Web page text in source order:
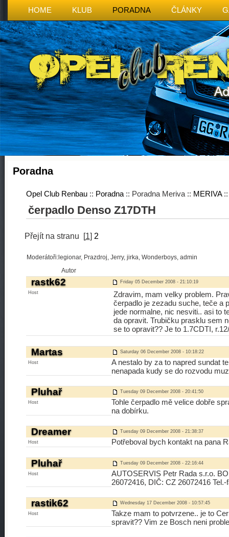
HOME KLUB PORADNA ČLÁNKY
Poradna
Opel Club Renbau :: Poradna :: Poradna Meriva :: MERIVA
čerpadlo Denso Z17DTH
Přejít na stranu [1] 2
Moderátoři:legionar, Prazdroj, Jerry, jirka, Wonderboys, admin
Autor
rastk62 Friday 05 December 2008 - 21:10:19
Host
Zdravim, mam velky problem.
čerpadlo je zezadu suche, teče a
jede normalne, nic nesviti.. asi to
da opravit. Trubičku prasklu sem
se to opravit?? Je to 1.7CDTI,
Martas Saturday 06 December 2008 - 10:18:22
Host
A nestalo by za to napred sundat
nenapada kudy se do rozvodu
Pluhař Tuesday 09 December 2008 - 20:41:50
Host
Tohle čerpadlo mě velice dobře
na dobírku.
Dreamer Tuesday 09 December 2008 - 21:38:37
Host Potřeboval bych kontakt na pana
Pluhař Tuesday 09 December 2008 - 22:16:44
Host
AUTOSERVIS Petr Rada s.r.o.
26072416, DIČ: CZ 26072416
rastik62 Wednesday 17 December 2008 - 10:57:45
Host
Takze mam to potvrzene.. je to
spravit?? Vim ze Bosch neni